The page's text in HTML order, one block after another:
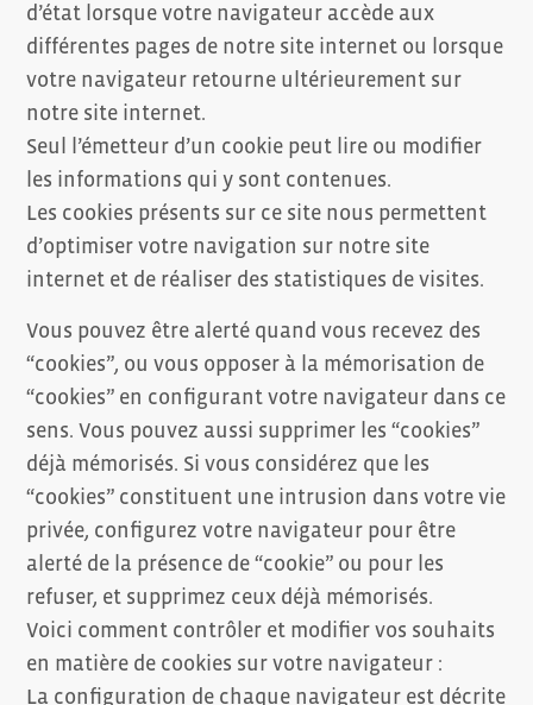
d’état lorsque votre navigateur accède aux
différentes pages de notre site internet ou lorsque
votre navigateur retourne ultérieurement sur
notre site internet.
Seul l’émetteur d’un cookie peut lire ou modifier
les informations qui y sont contenues.
Les cookies présents sur ce site nous permettent
d’optimiser votre navigation sur notre site
internet et de réaliser des statistiques de visites.
Vous pouvez être alerté quand vous recevez des
“cookies”, ou vous opposer à la mémorisation de
“cookies” en configurant votre navigateur dans ce
sens. Vous pouvez aussi supprimer les “cookies”
déjà mémorisés. Si vous considérez que les
“cookies” constituent une intrusion dans votre vie
privée, configurez votre navigateur pour être
alerté de la présence de “cookie” ou pour les
refuser, et supprimez ceux déjà mémorisés.
Voici comment contrôler et modifier vos souhaits
en matière de cookies sur votre navigateur :
La configuration de chaque navigateur est décrite